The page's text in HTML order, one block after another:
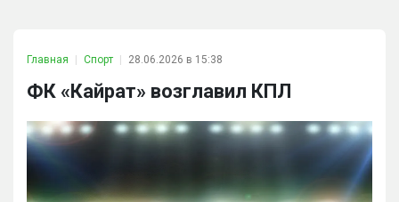
Главная Спорт 28.06.2026 в 15:38
ФК «Кайрат» возглавил КПЛ